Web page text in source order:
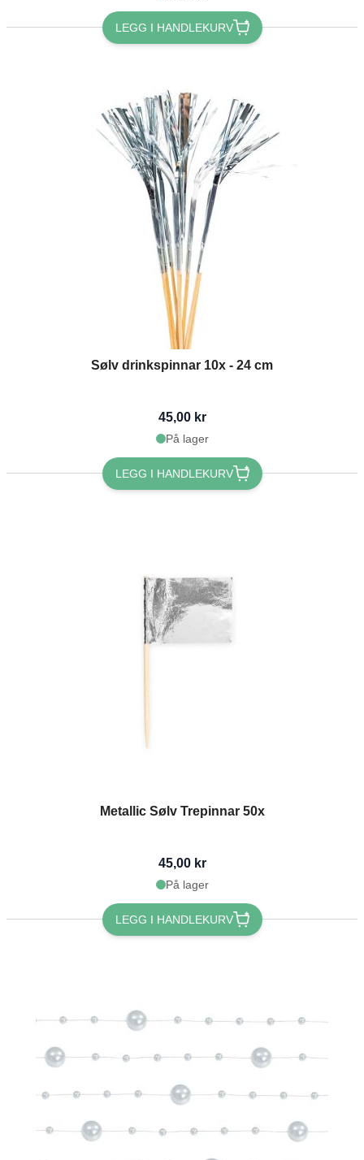
LEGG I HANDLEKURV
Sølv drinkspinnar 10x - 24 cm
45,00 kr
På lager
LEGG I HANDLEKURV
Metallic Sølv Trepinnar 50x
45,00 kr
På lager
LEGG I HANDLEKURV